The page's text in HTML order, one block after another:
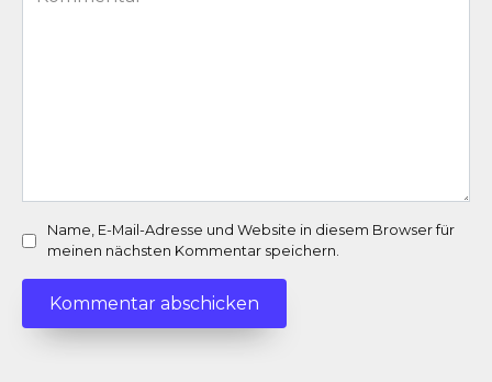
Name, E-Mail-Adresse und Website in diesem Browser für
meinen nächsten Kommentar speichern.